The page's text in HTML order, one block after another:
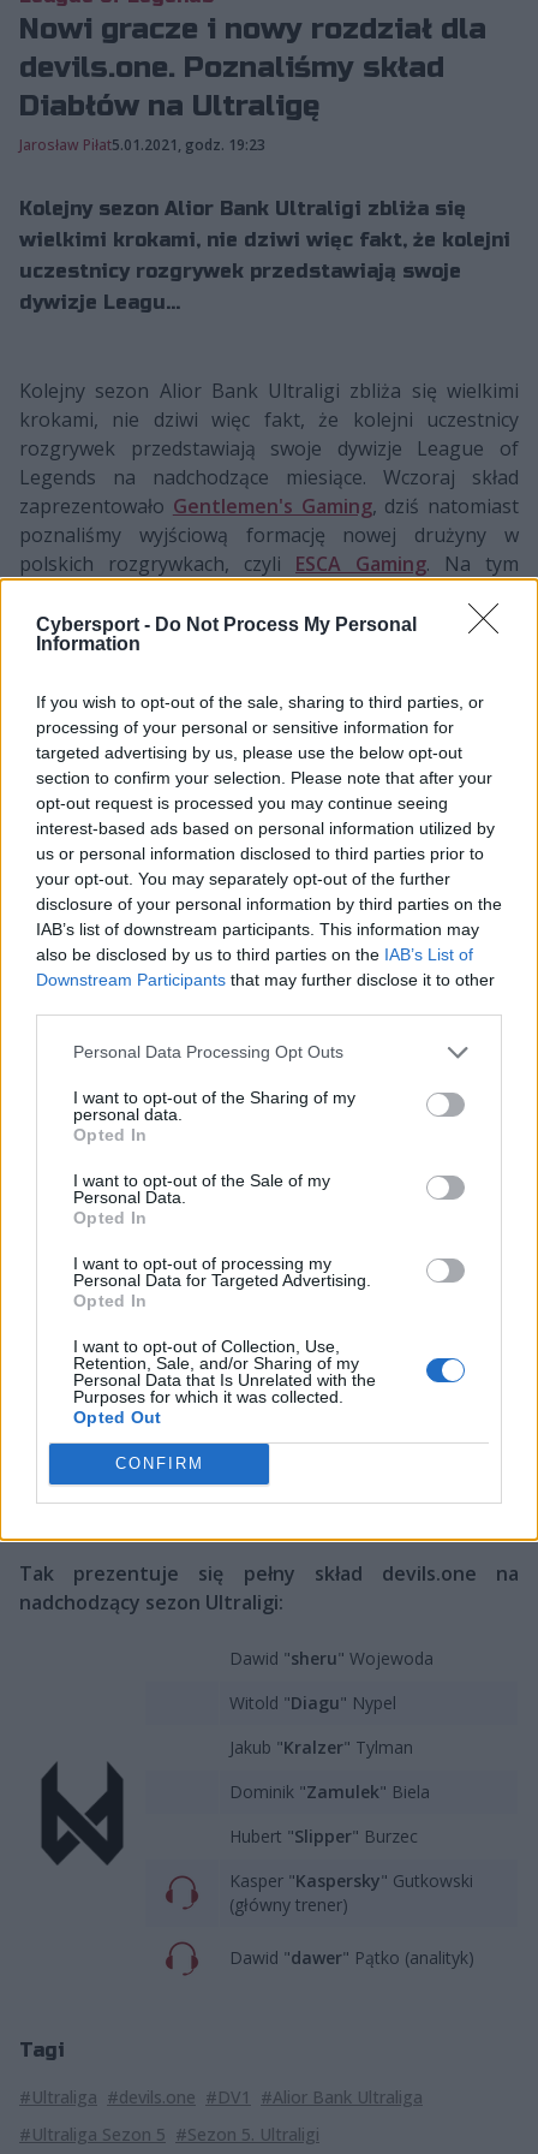
Cybersport - Do Not Process My Personal
Information
If you wish to opt-out of the sale, sharing to third parties, or
processing of your personal or sensitive information for
targeted advertising by us, please use the below opt-out
section to confirm your selection. Please note that after your
opt-out request is processed you may continue seeing
interest-based ads based on personal information utilized by
us or personal information disclosed to third parties prior to
your opt-out. You may separately opt-out of the further
disclosure of your personal information by third parties on the
IAB’s list of downstream participants. This information may
also be disclosed by us to third parties on the IAB’s List of
Downstream Participants that may further disclose it to other
Personal Data Processing Opt Outs
I want to opt-out of the Sharing of my
personal data.
Opted In
I want to opt-out of the Sale of my
Personal Data.
Opted In
I want to opt-out of processing my
Personal Data for Targeted Advertising.
Opted In
I want to opt-out of Collection, Use,
Retention, Sale, and/or Sharing of my
Personal Data that Is Unrelated with the
Purposes for which it was collected.
Opted Out
CONFIRM
Nowi gracze i nowy rozdział dla
devils.one. Poznaliśmy skład
Diabłów na Ultraligę
Jarosław Piłat5.01.2021, godz. 19:23
Kolejny sezon Alior Bank Ultraligi zbliża się
wielkimi krokami, nie dziwi więc fakt, że kolejni
uczestnicy rozgrywek przedstawiają swoje
dywizje Leagu...
Kolejny sezon Alior Bank Ultraligi zbliża się wielkimi
krokami, nie dziwi więc fakt, że kolejni uczestnicy
rozgrywek przedstawiają swoje dywizje League of
Legends na nadchodzące miesiące. Wczoraj skład
zaprezentowało Gentlemen's Gaming, dziś natomiast
poznaliśmy wyjściową formację nowej drużyny w
polskich rozgrywkach, czyli ESCA Gaming. Na tym
swój skład przedstawiło devils.one, które wraca po
jednym sezonie przerwy wymuszonej słabą sytuacją
Na początku czerwca organizacja Diabłów, która była
przecież jedną z najbardziej utytułowanych w historii
Ultraligi, niespodziewanie ogłosiła zamknięcie dywizji
LoL-a i przekazanie slota graczom. Młody skład
ostatecznie trafił pod skrzydła 7more7 Pompa Teamu, z
którym wywalczył awans na European Masters,
podczas gdy DV1 skoncentrowało się na walce w
drugiej dywizji Ultraligi. I choć nie udało się wywalczyć
nawet miejsca w play-offach tych rozgrywek, a co
dopiero awansu do pierwszej dywizji, to i tak Diabły
zagrają na najwyższym szczeblu rozgrywkowym w
Polskim LoL-u. To za sprawą kwalifikacji akademii do
DV1 przez właściciela Pompy, Sergiusza "Nitrozyniaka"
Górskiego.
Wracając jednak do samego składu devils.one, który
zobaczymy w piątym sezonie Ultraligi – w większości
mieli okazję walczyć o tytuł mistrza Polski. Wyjątkiem
jest wspierający, Slipper, dla którego będzie to
Ultralidze. U jego boku na dolnej linii zagra Dominik
"Zamulek" Biela, reprezentujący wcześniej barwy m.in.
Actina PACTU oraz Komputronik H34T. W dżungli
zagra znany z Gentlemen's Gaming Witold "Diagu"
Nypel, natomiast na solo liniach wystąpi duet z
piratesports – Dawid "sheru" Wojewoda oraz Jakub
Tak prezentuje się pełny skład devils.one na
nadchodzący sezon Ultraligi:
Dawid "sheru" Wojewoda
Witold "Diagu" Nypel
Jakub "Kralzer" Tylman
Dominik "Zamulek" Biela
Hubert "Slipper" Burzec
Kasper "Kaspersky" Gutkowski
(główny trener)
Dawid "dawer" Pątko (analityk)
Tagi
#Ultraliga #devils.one #DV1
#Alior Bank Ultraliga
#Ultraliga Sezon 5 #Sezon 5. Ultraligi